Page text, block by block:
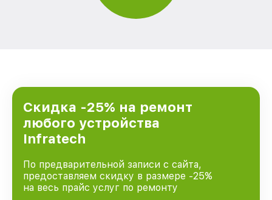
Скидка -25% на ремонт
любого устройства
Infratech
По предварительной записи с сайта,
предоставляем скидку в размере -25%
на весь прайс услуг по ремонту